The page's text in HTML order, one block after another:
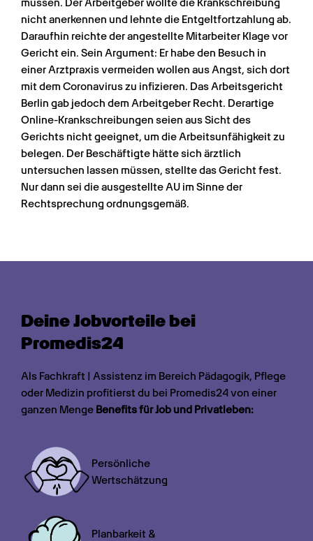
müssen. Der Arbeitgeber wollte die Krankschreibung
nicht anerkennen und lehnte die Entgeltfortzahlung ab.
Daraufhin reichte der angestellte Mitarbeiter Klage vor
Gericht ein. Sein Argument: Er habe den Besuch in
einer Arztpraxis vermeiden wollen aus Angst, sich dort
mit dem Coronavirus zu infizieren. Das Arbeitsgericht
Berlin gab jedoch dem Arbeitgeber Recht. Derartige
Online-Krankschreibungen seien aus Sicht des
Gerichts nicht geeignet, um die Arbeitsunfähigkeit zu
belegen. Der Beschäftigte hätte sich ärztlich
untersuchen lassen müssen, stellte das Gericht fest.
Nur dann sei die ausgestellte AU im Sinne der
Rechtsprechung ordnungsgemäß.
Deine Jobvorteile bei
Promedis24
Als Fachkraft | Assistenz im Bereich Pädagogik, Pflege
oder Medizin profitierst du bei Promedis24 von einer
ganzen Menge Benefits für Job und Privatleben:
Persönliche
Wertschätzung
Planbarkeit &